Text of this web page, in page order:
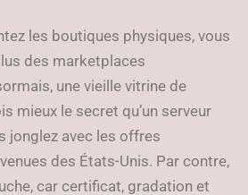
les boutiques physiques, vous
des marketplaces
une vieille vitrine de
mieux le secret qu’un serveur
jonglez avec les offres
des États-Unis. Par contre,
car certificat, gradation et